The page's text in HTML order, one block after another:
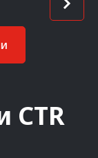
CTR